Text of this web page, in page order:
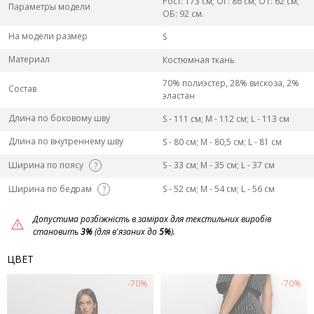
Параметры модели
ОБ: 92 см.
На модели размер
S
Материал
Костюмная ткань
Состав
70% полиэстер, 28% вискоза, 2%
эластан
Длина по боковому шву
S - 111 см; M - 112 см; L - 113 см
Длина по внутреннему шву
S - 80 см; M - 80,5 см; L - 81 см
Ширина по поясу
?
S - 33 см; M - 35 см; L - 37 см
Ширина по бедрам
? S - 52 см; M - 54 см; L - 56 см
Допустима розбіжність в замірах для текстильних виробів
становить3%(для в'язаних до5%).
ЦВЕТ
-70% -70%